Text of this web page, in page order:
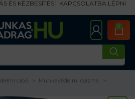
ÉS KÉZBESÍTÉS KAPCSOLATBA LÉPNI
0
cipő
Munkavédelmi csizma